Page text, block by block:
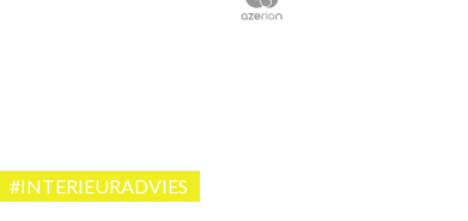
#INTERIEURADVIES